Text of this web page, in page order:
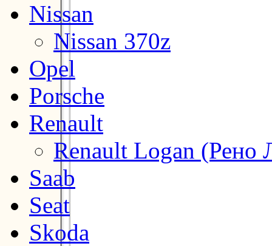
Nissan
Nissan 370z
Opel
Porsche
Renault
Renault Logan (Рено
Saab
Seat
Skoda